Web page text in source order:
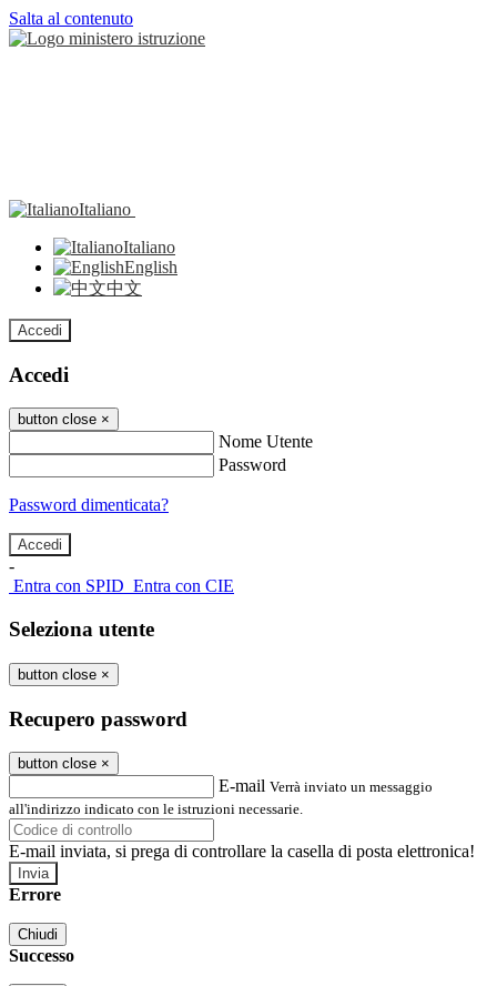
Salta al contenuto
Italiano
Italiano
English
中文
Accedi
Accedi
button close ×
Nome Utente
Password
Password dimenticata?
-
Entra con SPID Entra con CIE
Seleziona utente
button close ×
Recupero password
button close ×
E-mail Verrà inviato un messaggio
all'indirizzo indicato con le istruzioni necessarie.
E-mail inviata, si prega di controllare la casella di posta elettronica!
Errore
Chiudi
Successo